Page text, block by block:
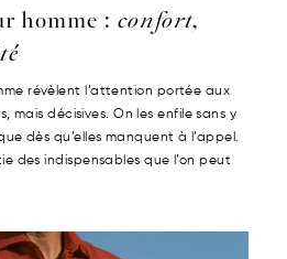
homme : confort,
révèlent l’attention portée aux
mais décisives. On les enfile sans y
dès qu’elles manquent à l’appel.
des indispensables que l’on peut